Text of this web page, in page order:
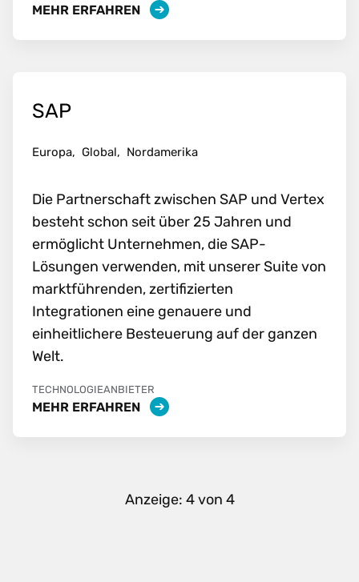
MEHR ERFAHREN
SAP
Europa, Global, Nordamerika
Die Partnerschaft zwischen SAP und Vertex
besteht schon seit über 25 Jahren und
ermöglicht Unternehmen, die SAP-
Lösungen verwenden, mit unserer Suite von
marktführenden, zertifizierten
Integrationen eine genauere und
einheitlichere Besteuerung auf der ganzen
Welt.
TECHNOLOGIEANBIETER
MEHR ERFAHREN
Anzeige: 4von 4